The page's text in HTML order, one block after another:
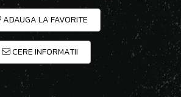
ADAUGA LA FAVORITE
CERE INFORMATII